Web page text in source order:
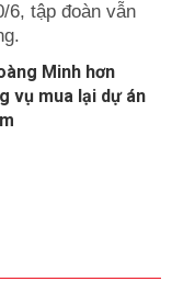
6, tập đoàn vẫn
Minh hơn
vụ mua lại dự án